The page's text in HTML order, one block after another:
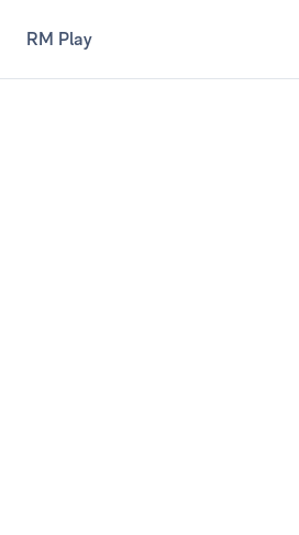
RM Play